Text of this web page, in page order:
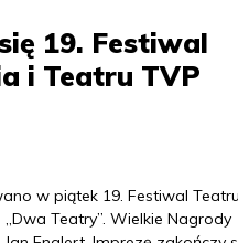
19. Festiwal
i Teatru TVP
w piątek 19. Festiwal Teatru
Teatry”. Wielkie Nagrody